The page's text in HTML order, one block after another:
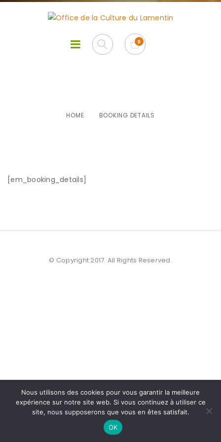
HOME BOOKING DETAILS
[em_booking_details]
© Copyright 2017. All Rights Reserved.
Nous utilisons des cookies pour vous garantir la meilleure
expérience sur notre site web. Si vous continuez à utiliser ce
site, nous supposerons que vous en êtes satisfait.
OK